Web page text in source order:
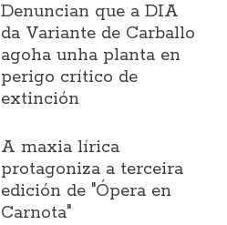
Denuncian que a DIA
da Variante de Carballo
agoha unha planta en
perigo crítico de
extinción
A maxia lírica
protagoniza a terceira
edición de "Ópera en
Carnota"